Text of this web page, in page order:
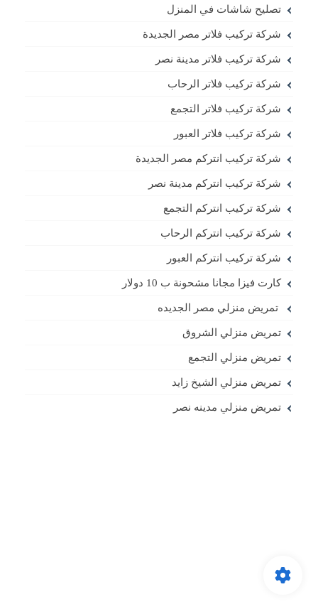
تصليح شاشات في المنزل
شركة تركيب فلاتر مصر الجديدة
شركة تركيب فلاتر مدينة نصر
شركة تركيب فلاتر الرحاب
شركة تركيب فلاتر التجمع
شركة تركيب فلاتر العبور
شركة تركيب انتركم مصر الجديدة
شركة تركيب انتركم مدينة نصر
شركة تركيب انتركم التجمع
شركة تركيب انتركم الرحاب
شركة تركيب انتركم العبور
كارت فيزا مجانا مشحونة ب 10 دولار
تمريض منزلي مصر الجديده
تمريض منزلي الشروق
تمريض منزلي التجمع
تمريض منزلي الشيخ زايد
تمريض منزلي مدينه نصر